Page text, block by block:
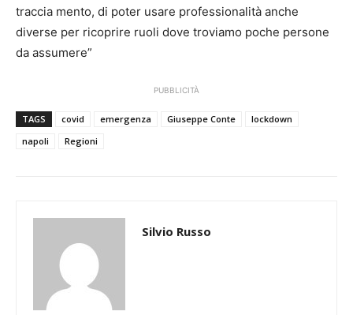
traccia mento, di poter usare professionalità anche
diverse per ricoprire ruoli dove troviamo poche persone
da assumere”
PUBBLICITÀ
TAGS covid emergenza Giuseppe Conte
lockdown
napoli
Regioni
Silvio Russo